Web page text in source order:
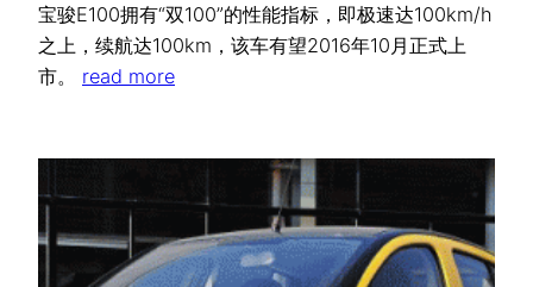
宝骏E100拥有“双100”的性能指标，即极速达100km/h
之上，续航达100km，该车有望2016年10月正式上
市。 read more